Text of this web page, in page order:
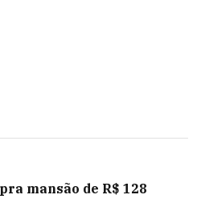
mansão de R$ 128